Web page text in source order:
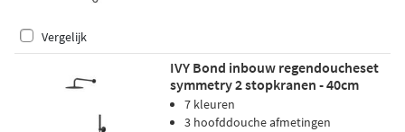
Vergelijk
IVY Bond inbouw regendoucheset
symmetry 2 stopkranen - 40cm
wandarm - 25cm medium
hoofddouche - glijstang - 3-standen
7 kleuren
3 hoofddouche afmetingen